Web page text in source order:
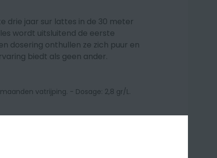
drie jaar sur lattes in de 30 meter
wordt uitsluitend de eerste
dosering onthullen ze zich puur en
biedt als geen ander.
vatrijping. - Dosage: 2,8 gr/L.
door een levendige,